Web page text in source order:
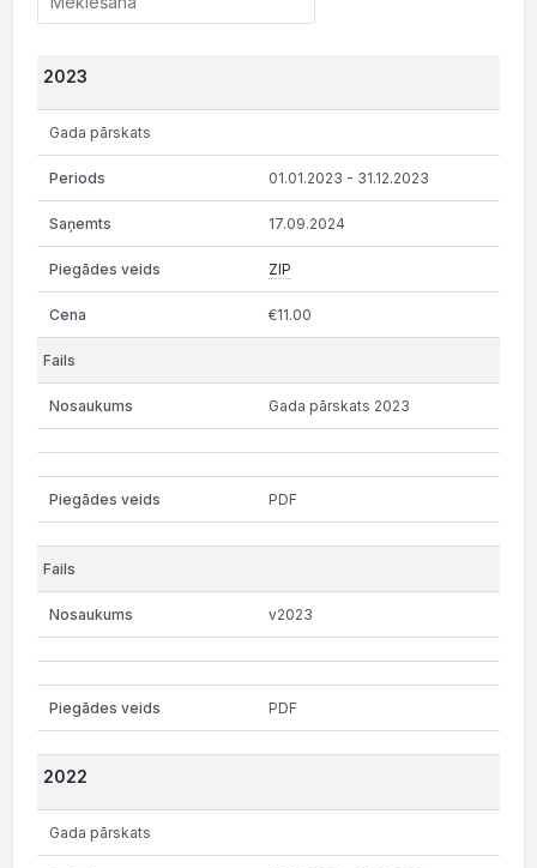
2023
Gada pārskats
01.01.2023 - 31.12.2023
17.09.2024
ZIP
€11.00
Gada pārskats 2023
PDF
v2023
PDF
2022
Gada pārskats